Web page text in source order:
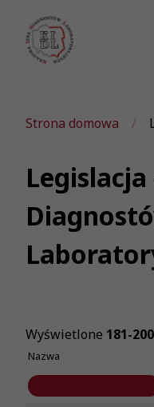
Strona domowa
Wyświetlone 181-200
Nazwa